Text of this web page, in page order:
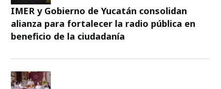
IMER y Gobierno de Yucatán consolidan
alianza para fortalecer la radio pública en
beneficio de la ciudadanía